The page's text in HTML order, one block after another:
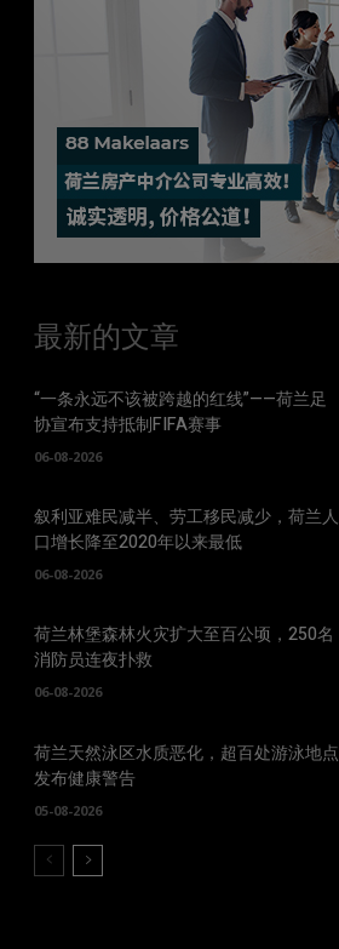
最新的文章
“一条永远不该被跨越的红线”——荷兰足
协宣布支持抵制FIFA赛事
06-08-2026
叙利亚难民减半、劳工移民减少，荷兰人
口增长降至2020年以来最低
06-08-2026
荷兰林堡森林火灾扩大至百公顷，250名
消防员连夜扑救
06-08-2026
荷兰天然泳区水质恶化，超百处游泳地点
发布健康警告
05-08-2026